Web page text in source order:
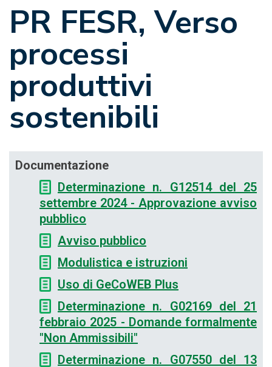
PR FESR, Verso
processi
produttivi
sostenibili
Documentazione
Determinazione n. G12514 del 25
settembre 2024 - Approvazione avviso
pubblico
Avviso pubblico
Modulistica e istruzioni
Uso di GeCoWEB Plus
Determinazione n. G02169 del 21
febbraio 2025 - Domande formalmente
"Non Ammissibili"
Determinazione n. G07550 del 13